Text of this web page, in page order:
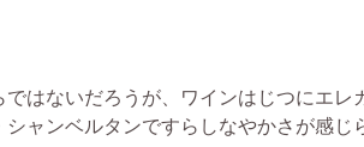
はないだろうが、ワインはじつにエレ
ャンベルタンですらしなやかさが感じ